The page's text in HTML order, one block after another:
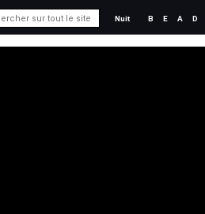
Nuit B E A D